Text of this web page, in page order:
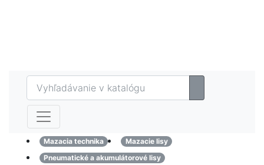
Mazacia technika
Mazacie lisy
Pneumatické a akumulátorové lisy